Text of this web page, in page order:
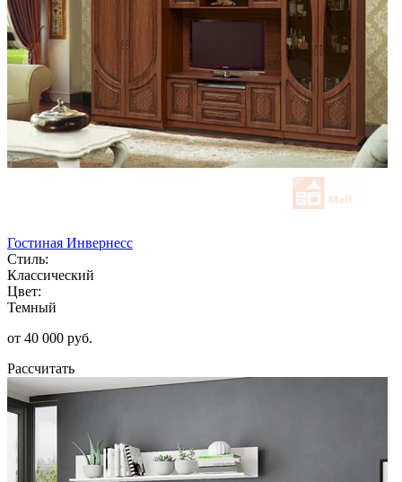
Гостиная Инвернесс
Стиль:
Классический
Цвет:
Темный
от 40 000 руб.
Рассчитать